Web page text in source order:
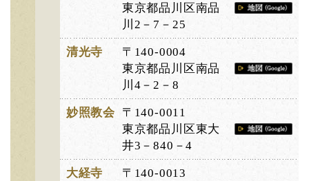
東京都品川区南品
川2－7－25
清光寺
〒140-0004
東京都品川区南品
川4－2－8
妙照教会
〒140-0011
東京都品川区東大
井3－840－4
大経寺
〒140-0013